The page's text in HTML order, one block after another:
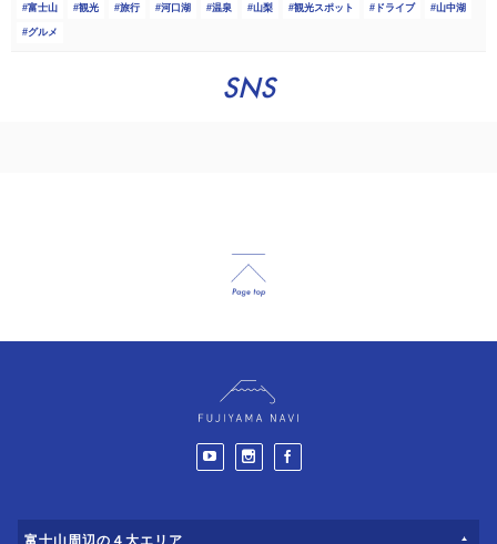
富士山 観光 旅行 河口湖 温泉 山梨 観光スポット ドライブ 山中湖
グルメ
SNS
富士山周辺の４大エリア